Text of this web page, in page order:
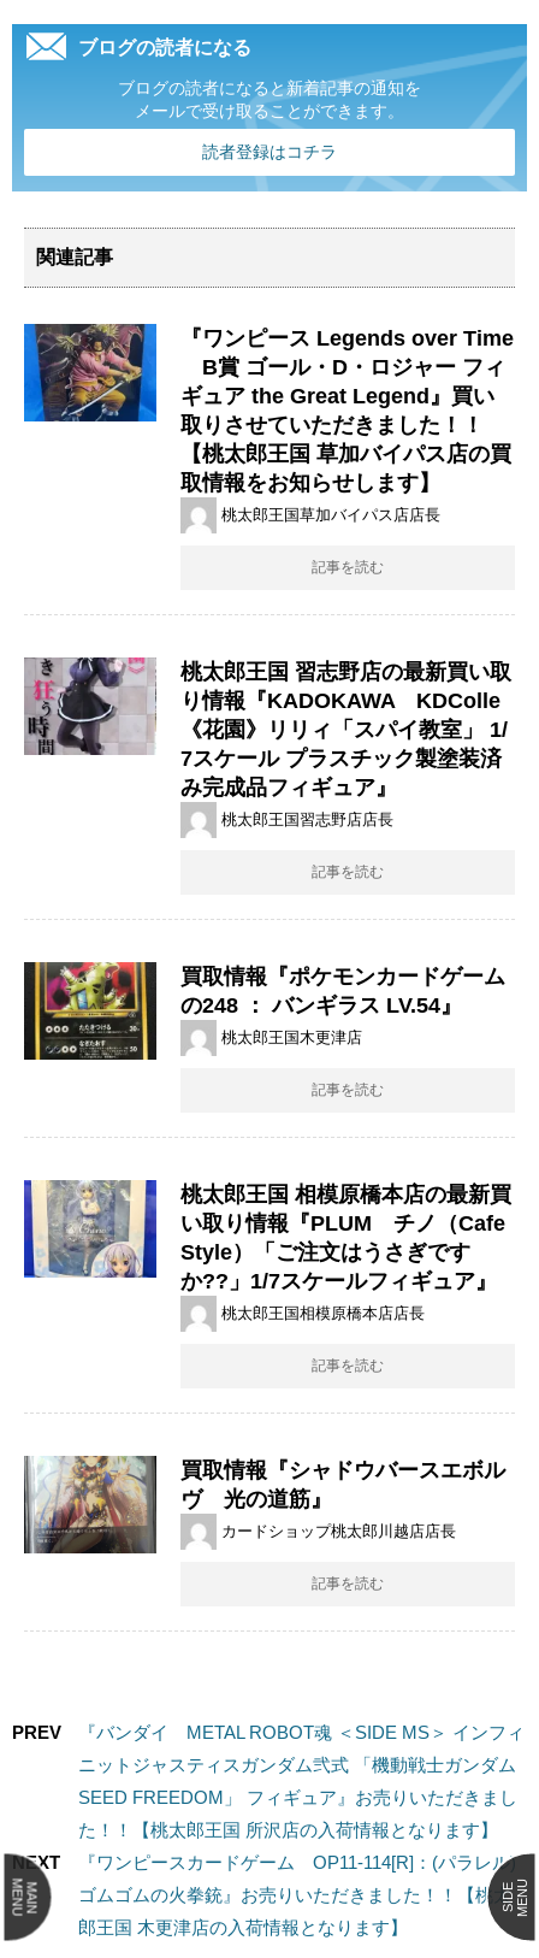
ブログの読者になる
ブログの読者になると新着記事の通知を
メールで受け取ることができます。
読者登録はコチラ
関連記事
『ワンピース ​Legends ​over ​Time
​B賞 ​ゴール・D・ロジャー ​フィ
ギュア ​the ​Great ​Legend』買い
取りさせていただきました！！
【桃太郎王国 草加バイパス店の買
取情報をお知らせします】
桃太郎王国草加バイパス店店長
記事を読む
桃太郎王国 習志野店の最新買い取
り情報『KADOKAWA KDColle
《花園》リリィ「スパイ教室」 ​1/
7スケール ​プラスチック製塗装済
み完成品フィギュア』
桃太郎王国習志野店店長
記事を読む
買取情報『ポケモンカードゲーム
の248 ​： ​バンギラス ​LV.54』
桃太郎王国木更津店
記事を読む
桃太郎王国 相模原橋本店の最新買
い取り情報『PLUM チノ（Cafe
Style）「ご注文はうさぎです
か??」1/7スケールフィギュア』
桃太郎王国相模原橋本店店長
記事を読む
買取情報『シャドウバースエボル
ヴ 光の道筋』
カードショップ桃太郎川越店店長
記事を読む
PREV
『バンダイ METAL ​ROBOT魂 ​＜SIDE ​MS＞ ​インフィ
ニットジャスティスガンダム弐式 「機動戦士ガンダム
SEED FREEDOM」 フィギュア』お売りいただきまし
た！！【桃太郎王国 所沢店の入荷情報となります】
NEXT
『ワンピースカードゲーム OP11-114[R]：(パラレル)
ゴムゴムの火拳銃』お売りいただきました！！【桃太
郎王国 木更津店の入荷情報となります】
MAIN
MENU SIDEMENU